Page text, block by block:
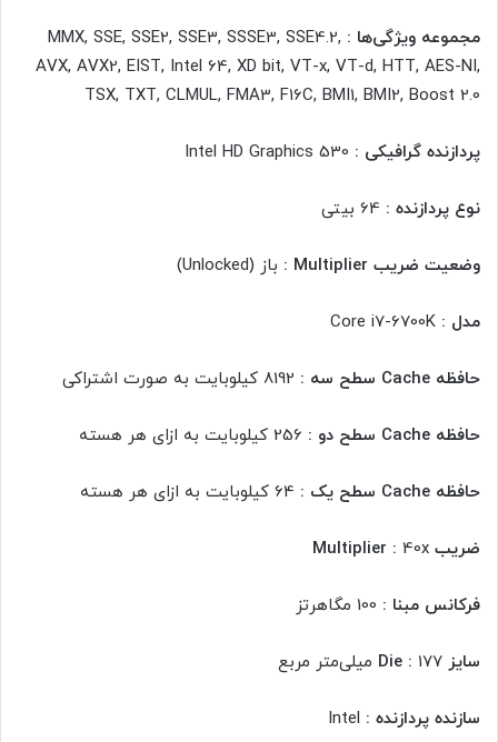
مجموعه ویژگی‌ها : MMX, SSE, SSE2, SSE3, SSSE3, SSE4.2,
AVX, AVX2, EIST, Intel 64, XD bit, VT-x, VT-d, HTT, AES-NI,
TSX, TXT, CLMUL, FMA3, F16C, BMI1, BMI2, Boost 2.0
پردازنده گرافیکی :
نوع پردازنده :
وضعیت ضریب Multiplier : باز (Unlocked)
مدل :
حافظه Cache سطح سه :
حافظه Cache سطح دو :
حافظه Cache سطح یک :
ضریب Multiplier : 40x
فرکانس مبنا :
سایز Die : 177 میلی‌متر مربع
سازنده پردازنده :